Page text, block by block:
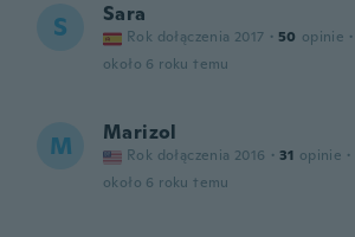
S Sara
Rok dołączenia 2017 · 50 opinie ·
około 6 roku temu
M Marizol
Rok dołączenia 2016 · 31 opinie ·
około 6 roku temu